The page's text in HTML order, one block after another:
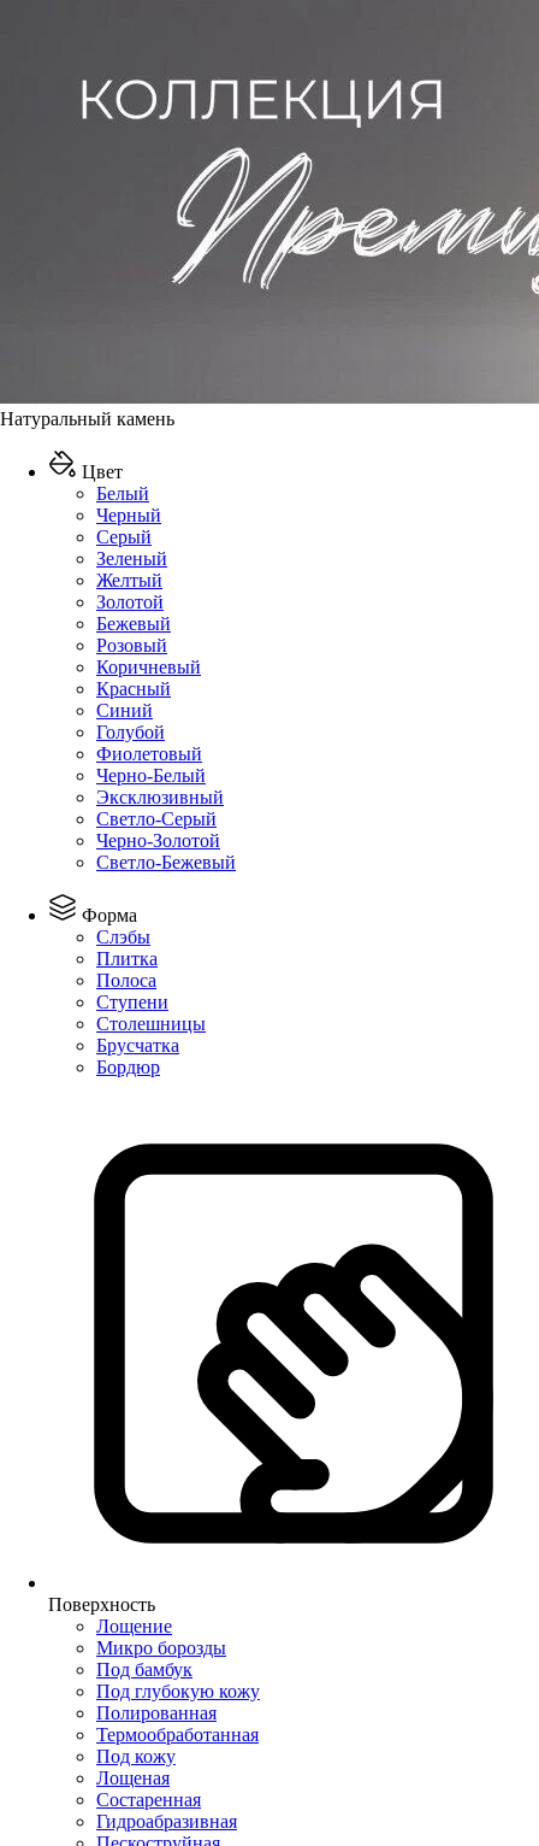
Натуральный камень
Цвет
Белый
Черный
Серый
Зеленый
Желтый
Золотой
Бежевый
Розовый
Коричневый
Красный
Синий
Голубой
Фиолетовый
Черно-Белый
Эксклюзивный
Светло-Серый
Черно-Золотой
Светло-Бежевый
Форма
Слэбы
Плитка
Полоса
Ступени
Столешницы
Брусчатка
Бордюр
Поверхность
Лощение
Микро борозды
Под бамбук
Под глубокую кожу
Полированная
Термообработанная
Под кожу
Лощеная
Состаренная
Гидроабразивная